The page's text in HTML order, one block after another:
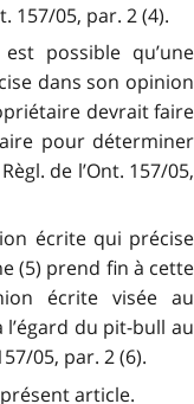
157/05, par. 2 (4).
possible qu’une
dans son opinion
devrait faire
pour déterminer
de l’Ont. 157/05,
écrite qui précise
(5) prend fin à cette
écrite visée au
du pit-bull au
05, par. 2 (6).
article.